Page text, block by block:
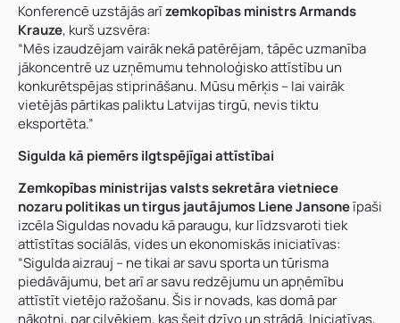
Konferencē uzstājās arīzemkopības ministrs Armands
Krauze, kurš uzsvēra:
“Mēs izaudzējam vairāk nekā patērējam, tāpēc uzmanība
jākoncentrē uz uzņēmumu tehnoloģisko attīstību un
konkurētspējas stiprināšanu. Mūsu mērķis – lai vairāk
vietējās pārtikas paliktu Latvijas tirgū, nevis tiktu
eksportēta.”
Sigulda kā piemērs ilgtspējīgai attīstībai
Zemkopības ministrijas valsts sekretāra vietniece
nozaru politikas un tirgus jautājumos Liene Jansoneīpaši
izcēla Siguldas novadu kā paraugu, kur līdzsvaroti tiek
attīstītas sociālās, vides un ekonomiskās iniciatīvas:
“Sigulda aizrauj – ne tikai ar savu sporta un tūrisma
piedāvājumu, bet arī ar savu redzējumu un apņēmību
attīstīt vietējo ražošanu. Šis ir novads, kas domā par
nākotni, par cilvēkiem, kas šeit dzīvo un strādā. Iniciatīvas,
Vārds *
Uzvārds*
Telefons*
Vārds, uzvārds
Uzņēmuma reģistrācijas numurs:
E-pasta adrese:*